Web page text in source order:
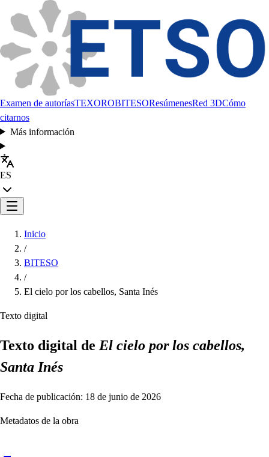
Examen de autoríasTEXOROBITESOResúmenesRed 3DCómo
citarnos
Más información
ES
Inicio
/
BITESO
/
El cielo por los cabellos, Santa Inés
Texto digital
Texto digital de El cielo por los cabellos,
Santa Inés
Fecha de publicación: 18 de junio de 2026
Metadatos de la obra